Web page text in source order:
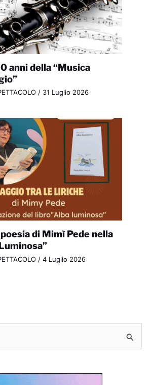
anni della “Musica
/ 31 Luglio 2026
di Mimì Pede nella
/ 4 Luglio 2026